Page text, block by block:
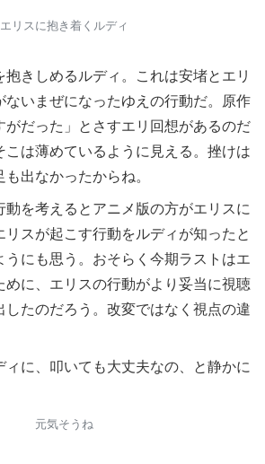
エリスに抱き着くルディ
きしめるルディ。これは安堵とエリ
ないまぜになったゆえの行動だ。原作
がだった」とさすエリ回想があるのだ
こは薄めているように見える。挫けは
出なかったからね。
動を考えるとアニメ版の方がエリスに
リスが起こす行動をルディが知ったと
うにも思う。おそらく今期ラストはエ
めに、エリスの行動がより妥当に視聴
したのだろう。改変ではなく視点の違
ィに、叩いても大丈夫なの、と静かに
元気そうね